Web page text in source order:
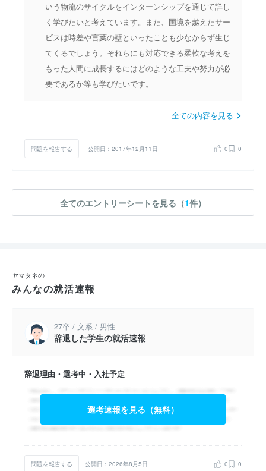
いう物流のサイクルをインターンシップを通じて詳し
く学びたいと考えています。また、国境を越えたサー
ビスは時差や言葉の壁といったことも少なからず生じ
てくるでしょう。それらにも対応できる柔軟な考えを
もった人間に成長するにはどのような工夫や努力が必
要であるか等も学びたいです。
全ての内容を見る
問題を報告する 公開日：2017年12月11日 0 0
全てのエントリーシートを見る（1件）
ヤマタネの
みんなの就活速報
27卒 / 文系 / 男性
辞退した学生の就活速報
辞退理由・選考中・入社予定
選考速報を見る（無料）
問題を報告する 公開日：2026年8月5日 0 0